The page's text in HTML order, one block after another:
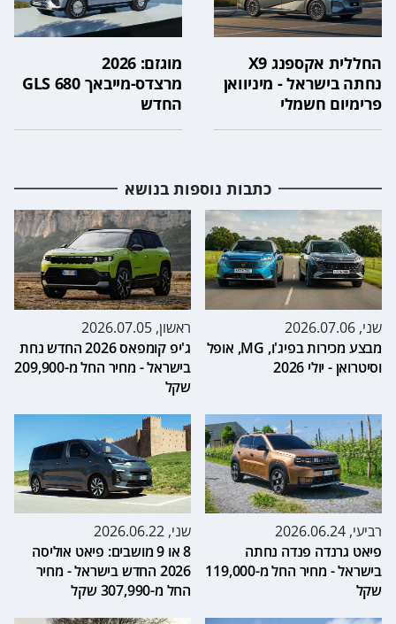
החללית אקספנג X9
נחתה בישראל - מיניוואן
פרימיום חשמלי
מוגזם: 2026
מרצדס-מייבאך GLS 680
החדש
כתבות נוספות בנושא
שני, 2026.07.06
מבצע מכירות בפיג'ו, MG, אופל
וסיטרואן - יולי 2026
ראשון, 2026.07.05
ג'יפ קומפאס 2026 החדש נחת
בישראל - מחיר החל מ-209,900
שקל
רביעי, 2026.06.24
פיאט גרנדה פנדה נחתה
בישראל - מחיר החל מ-119,000
שקל
שני, 2026.06.22
8 או 9 מושבים: פיאט אוליסה
2026 החדש בישראל - מחיר
החל מ-307,990 שקל